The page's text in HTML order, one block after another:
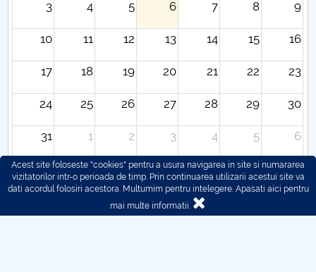
3 4 5 6 7 8 9
10 11 12 13 14 15 16
17 18 19 20 21 22 23
24 25 26 27 28 29 30
31 1 2 3 4 5 6
Acest site foloseste "cookies" pentru a usura navigarea in site si numararea
vizitatorilor intr-o perioada de timp. Prin continuarea utilizarii acestui site va
dati acordul folosiri acestora. Multumim pentru intelegere. Apasati aici pentru
mai multe informatii.